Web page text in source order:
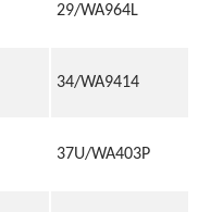
29/WA964L
34/WA9414
37U/WA403P